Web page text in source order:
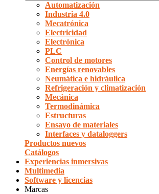
Automatización
Industria 4.0
Mecatrónica
Electricidad
Electrónica
PLC
Control de motores
Energías renovables
Neumática e hidráulica
Refrigeración y climatización
Mecánica
Termodinámica
Estructuras
Ensayo de materiales
Interfaces y dataloggers
Productos nuevos
Catálogos
Experiencias inmersivas
Multimedia
Software y licencias
Marcas